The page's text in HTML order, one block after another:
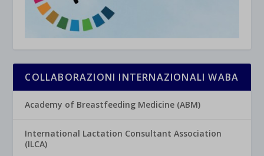
COLLABORAZIONI INTERNAZIONALI WABA
Academy of Breastfeeding Medicine (ABM)
International Lactation Consultant Association
(ILCA)